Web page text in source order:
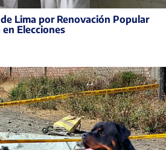
Lima por Renovación Popular
Elecciones